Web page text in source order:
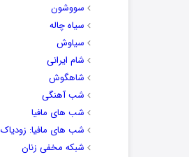
سووشون
سیاه چاله
سیاوش
شام ایرانی
شاهگوش
شب آهنگی
شب های مافیا
شب های مافیا: زودیاک
شبکه مخفی زنان